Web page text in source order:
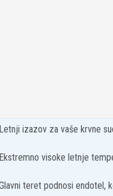
Letnji izazov za vaše krvne
Ekstremno visoke letnje
teret podnosi endotel,